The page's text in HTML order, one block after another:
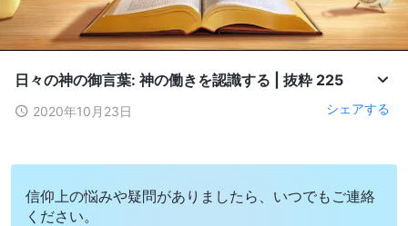
日々の神の御言葉: 神の働きを認識する | 抜粋 225
2020年10月23日 シェアする
信仰上の悩みや疑問がありましたら、いつでもご連絡
ください。